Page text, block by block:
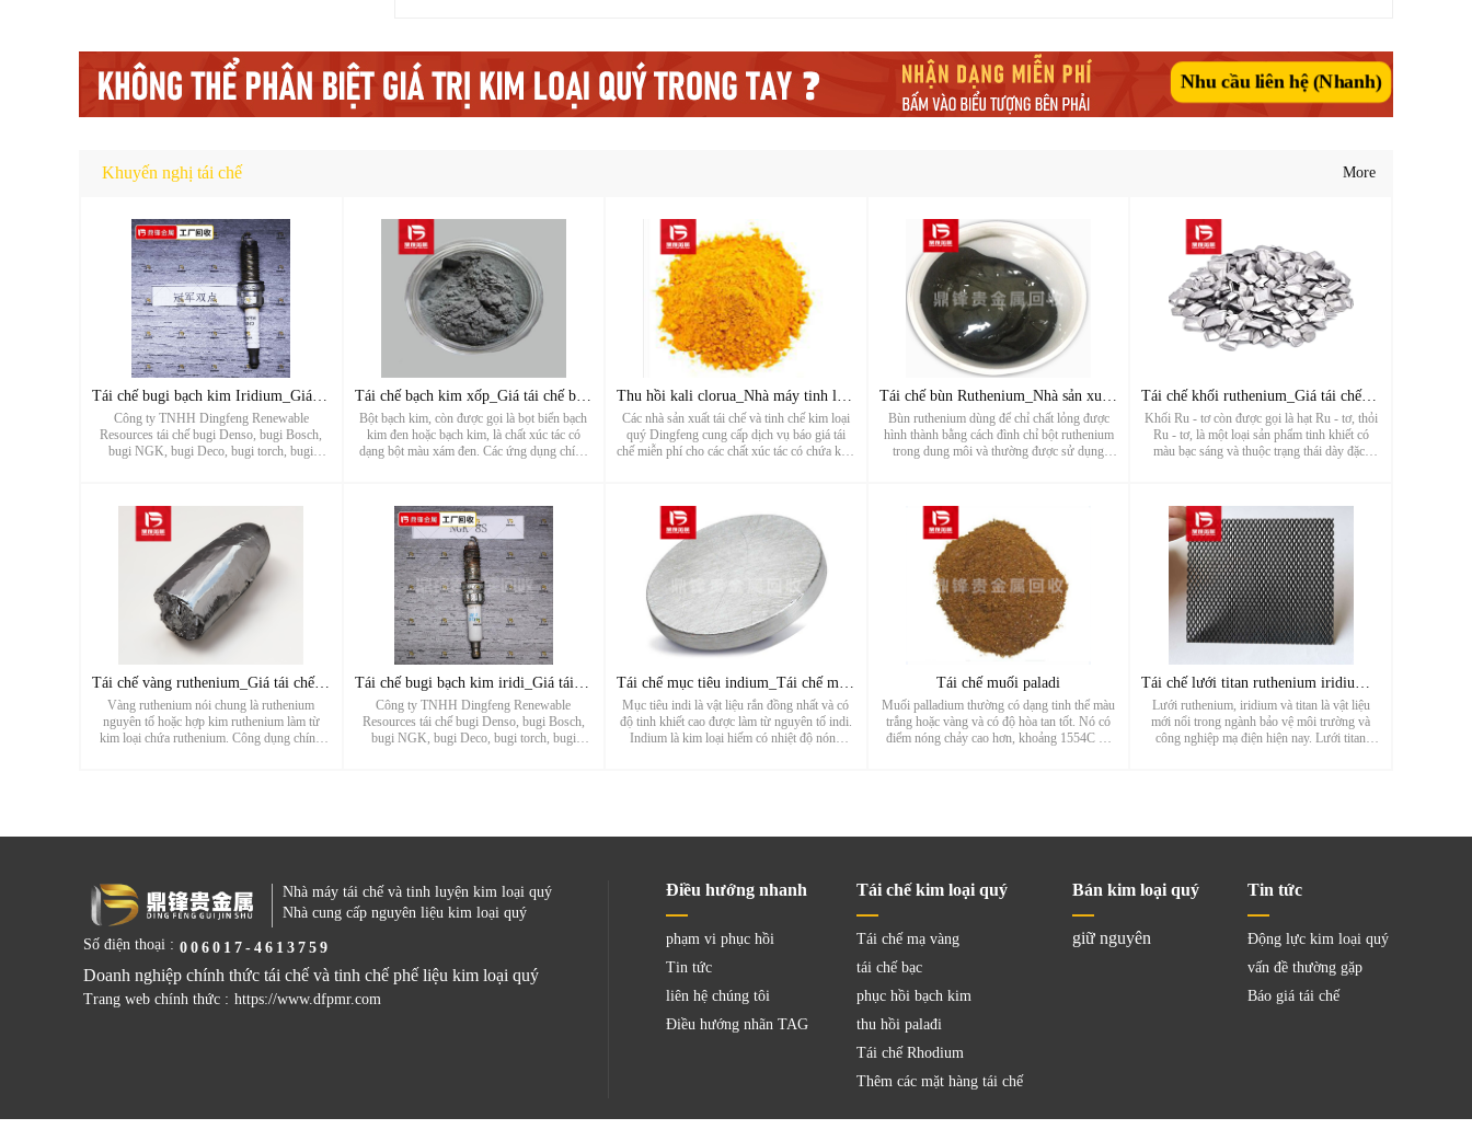
Nhu cầu liên hệ (Nhanh)
Khuyến nghị tái chế More
Tái chế bugi bạch kim Iridium_Giá tái chế bugi hai điểm vô đ
Công ty TNHH Dingfeng Renewable
Resources tái chế bugi Denso, bugi Bosch,
bugi NGK, bugi Deco, bugi torch, bugi
Tái chế bạch kim xốp_Giá tái chế bạch kim đen_Tái chế chất x
Bột bạch kim, còn được gọi là bọt biển bạch
kim đen hoặc bạch kim, là chất xúc tác có
dạng bột màu xám đen. Các ứng dụng chính
Thu hồi kali clorua_Nhà máy tinh luyện chất xúc tác kim loại
Các nhà sản xuất tái chế và tinh chế kim loại
quý Dingfeng cung cấp dịch vụ báo giá tái
chế miễn phí cho các chất xúc tác có chứa kim
Tái chế bùn Ruthenium_Nhà sản xuất tái chế chất thải Rutheni
Bùn ruthenium dùng để chỉ chất lỏng được
hình thành bằng cách đình chỉ bột ruthenium
trong dung môi và thường được sử dụng
Tái chế khối ruthenium_Giá tái chế hạt ruthenium_Nhà máy tái
Khối Ru - tơ còn được gọi là hạt Ru - tơ, thỏi
Ru - tơ, là một loại sản phẩm tinh khiết có
màu bạc sáng và thuộc trạng thái dày đặc.
Tái chế vàng ruthenium_Giá tái chế hợp kim Ruthenium_Nhà máy
Vàng ruthenium nói chung là ruthenium
nguyên tố hoặc hợp kim ruthenium làm từ
kim loại chứa ruthenium. Công dụng chính
Tái chế bugi bạch kim iridi_Giá tái chế bugi NGK8S_Nhà sản x
Công ty TNHH Dingfeng Renewable
Resources tái chế bugi Denso, bugi Bosch,
bugi NGK, bugi Deco, bugi torch, bugi
Tái chế mục tiêu indium_Tái chế mục tiêu ITO_Nhà máy tái chế
Mục tiêu indi là vật liệu rắn đồng nhất và có
độ tinh khiết cao được làm từ nguyên tố indi.
Indium là kim loại hiếm có nhiệt độ nóng
Tái chế muối paladi
Muối palladium thường có dạng tinh thể màu
trắng hoặc vàng và có độ hòa tan tốt. Nó có
điểm nóng chảy cao hơn, khoảng 1554C và
Tái chế lưới titan ruthenium iridium_Giá điện cực tái chế lư
Lưới ruthenium, iridium và titan là vật liệu
mới nổi trong ngành bảo vệ môi trường và
công nghiệp mạ điện hiện nay. Lưới titan
Nhà máy tái chế và tinh luyện kim loại quý
Nhà cung cấp nguyên liệu kim loại quý
Số điện thoại : 006017-4613759
Doanh nghiệp chính thức tái chế và tinh chế phế liệu kim loại quý
Trang web chính thức : https://www.dfpmr.com
Điều hướng nhanh
phạm vi phục hồi
Tin tức
liên hệ chúng tôi
Điều hướng nhãn TAG
Tái chế kim loại quý
Tái chế mạ vàng
tái chế bạc
phục hồi bạch kim
thu hồi palađi
Tái chế Rhodium
Thêm các mặt hàng tái chế
Bán kim loại quý
giữ nguyên
Tin tức
Động lực kim loại quý
vấn đề thường gặp
Báo giá tái chế